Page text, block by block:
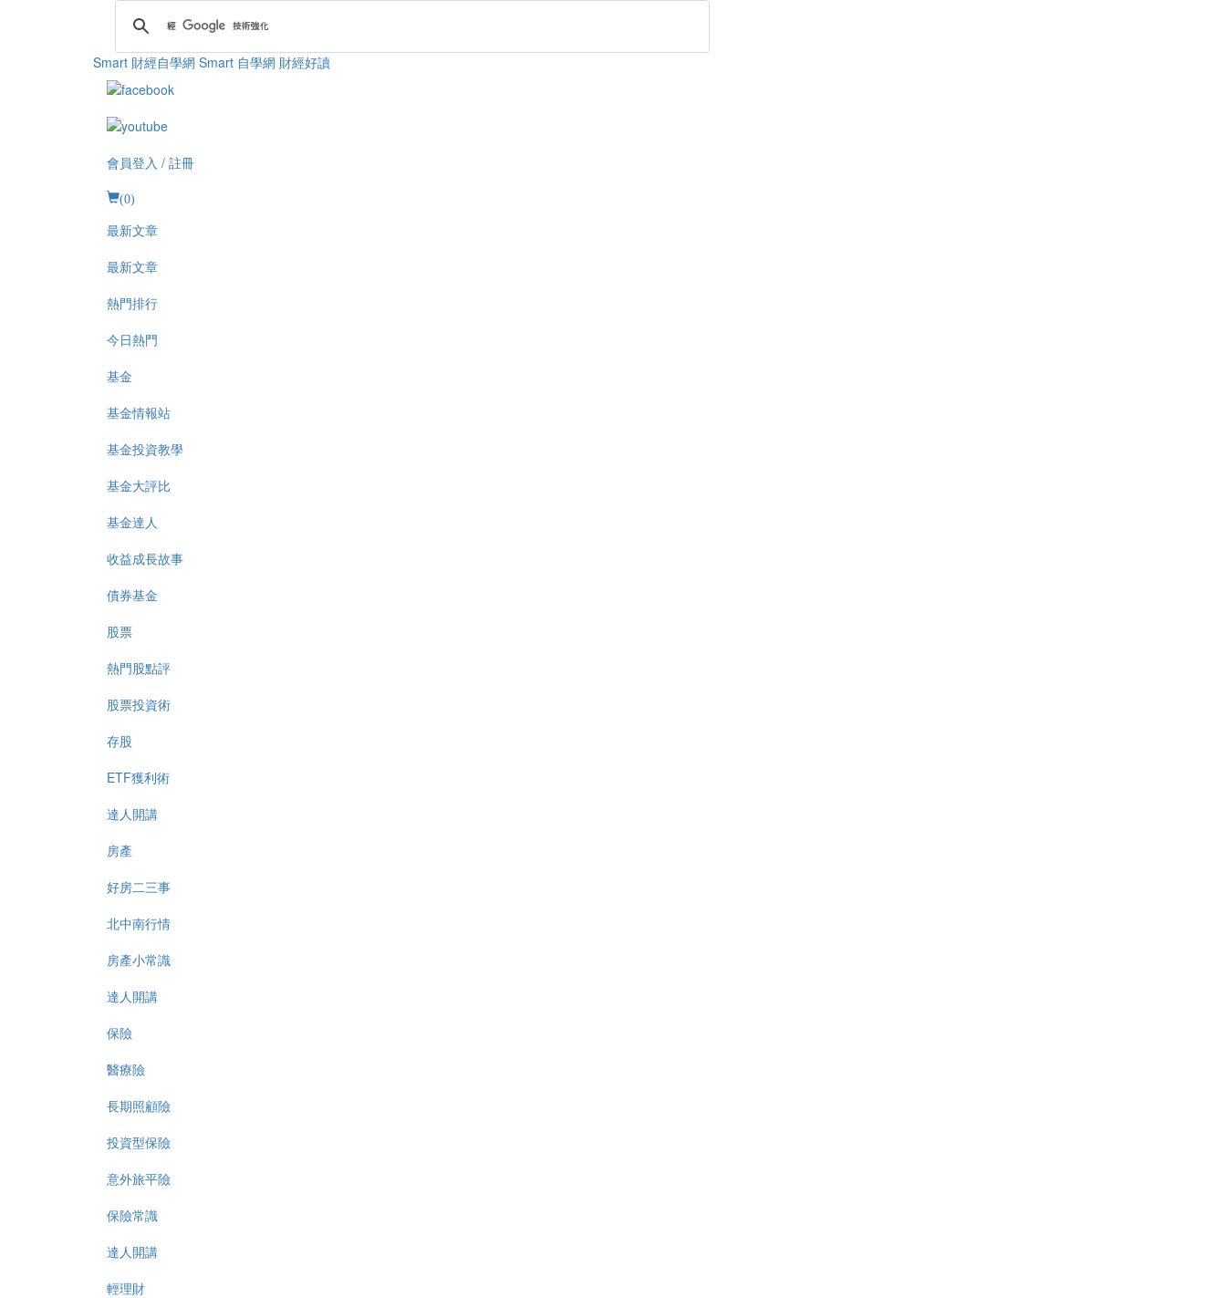
Smart 財經自學網 Smart 自學網 財經好讀
會員登入 / 註冊
(0)
最新文章
最新文章
熱門排行
今日熱門
基金
基金情報站
基金投資教學
基金大評比
基金達人
收益成長故事
債券基金
股票
熱門股點評
股票投資術
存股
ETF獲利術
達人開講
房產
好房二三事
北中南行情
房產小常識
達人開講
保險
醫療險
長期照顧險
投資型保險
意外旅平險
保險常識
達人開講
輕理財